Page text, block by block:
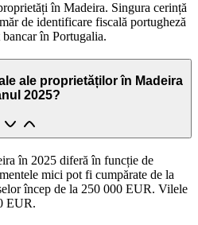
în Madeira. Singura cerință
de identificare fiscală portugheză
în Portugalia.
ale proprietăților în Madeira
2025?
în 2025 diferă în funcție de
mici pot fi cumpărate de la
încep de la 250 000 EUR. Vilele
EUR.